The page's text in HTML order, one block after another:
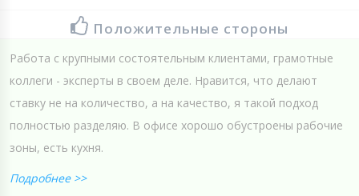
Положительные стороны
Работа с крупными состоятельным клиентами, грамотные
коллеги - эксперты в своем деле. Нравится, что делают
ставку не на количество, а на качество, я такой подход
полностью разделяю. В офисе хорошо обустроены рабочие
зоны, есть кухня.
Подробнее >>